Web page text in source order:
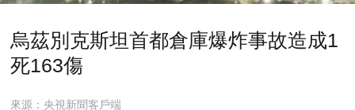
烏茲別克斯坦首都倉庫爆炸事故造成1
死163傷
來源：央視新聞客戶端